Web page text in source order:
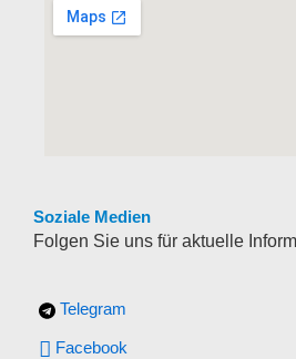
Soziale Medien
Folgen Sie uns für aktuelle
Telegram
Facebook